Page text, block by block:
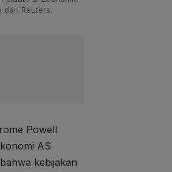
dari Reuters.
Powell
AS
kebijakan